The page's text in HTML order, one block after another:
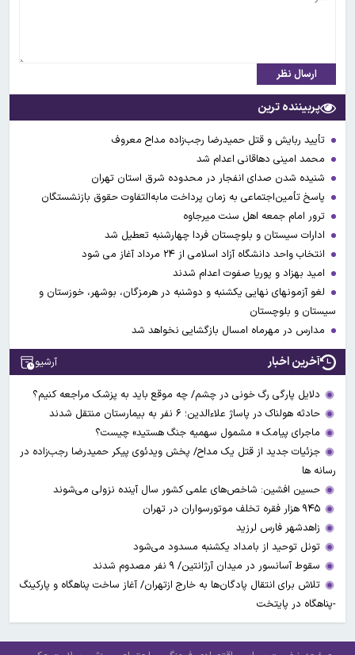
ارسال نظر
پربیننده ترین
تأیید ربایش و قتل حمیدرضا رجب‌زاده مداح معروف
محمد امینی دهاقانی اعدام شد
شنیده شدن صدای انفجار در محدوده شرق استان تهران
پاسخ تأمین‌اجتماعی به زمان پرداخت مابه‌التفاوت حقوق بازنشستگان
ترور امام جمعه اهل سنت میرجاوه
ادارات سیستان و بلوچستان فردا چهارشنبه تعطیل شد
انتخاب واحد دانشگاه آزاد اسلامی از ۲۴ مرداد آغاز می شود
امید بهزاد و پوریا صفوت اعدام شدند
لغو آزمونهای نهایی یکشنبه و دوشنبه در هرمزگان، بوشهر، خوزستان و
سیستان و بلوچستان
مدارس در مهرماه امسال بازگشایی نخواهد شد
آخرین اخبار آرشیو
دلایل پارگی رگ خونی در چشم/ چه موقع باید به پزشک مراجعه کنیم؟
حادثه هولناک در پاساژ علاءالدین؛ ۶ نفر به بیمارستان منتقل شدند
ماجرای پیامک « مشمول سهمیه جنگ هستید» چیست؟
جزئیات جدید از قتل یک مداح/ پخش ویدئوی پیکر حمیدرضا رجب‌زاده در
رسانه ها
حسین افشین: شاخص‌های علمی کشور سال آینده نزولی می‌شوند
۹۴۵ هزار فقره تخلف موتورسواران در تهران
زاهدشهر فارس لرزید
تونل توحید از بامداد یکشنبه مسدود می‌شود
سقوط آسانسور در میدان آرژانتین/ ۹ نفر مصدوم شدند
تلاش برای انتقال پادگان‌ها به خارج ازتهران/ آغاز ساخت پناهگاه و پارکینگ
-پناهگاه در پایتخت